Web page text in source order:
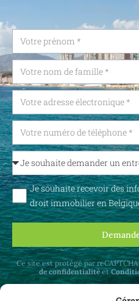
Je souhaite recevoir des
droit immobilier en
Ce site est protégé par
de confidentialitéet